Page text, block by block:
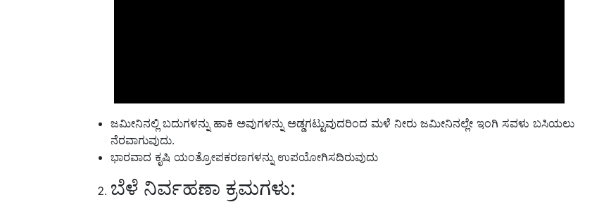
ಜಮೀನಿನಲ್ಲಿ ಬದುಗಳನ್ನು ಹಾಕಿ ಅವುಗಳನ್ನು ಅಡ್ಡಗಟ್ಟುವುದರಿಂದ ಮಳೆ ನೀರು ಜಮೀನಿನಲ್ಲೇ ಇಂಗಿ ಸವಳು ಬಸಿಯಲು
ನೆರವಾಗುವುದು.
ಭಾರವಾದ ಕೃಷಿ ಯಂತ್ರೋಪಕರಣಗಳನ್ನು ಉಪಯೋಗಿಸದಿರುವುದು
ಬೆಳೆ ನಿರ್ವಹಣಾ ಕ್ರಮಗಳು:
 ಸವಳು ಜಮೀನಿನ ಸುಧಾರಣೆಯ ಮೊದಲಿನ ವರ್ಷಗಳಲ್ಲಿ ಹಸಿರು ಎಲೆ ಗೊಬ್ಬರ ಬೆಳೆಗಳನ್ನು ಬೆಳೆಯಬೇಕು.